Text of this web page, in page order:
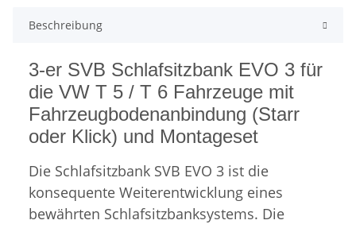
Beschreibung
3-er SVB Schlafsitzbank EVO 3 für
die VW T 5 / T 6 Fahrzeuge mit
Fahrzeugbodenanbindung (Starr
oder Klick) und Montageset
Die Schlafsitzbank SVB EVO 3 ist die
konsequente Weiterentwicklung eines
bewährten Schlafsitzbanksystems. Die